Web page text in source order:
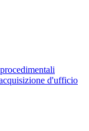
d'ufficio